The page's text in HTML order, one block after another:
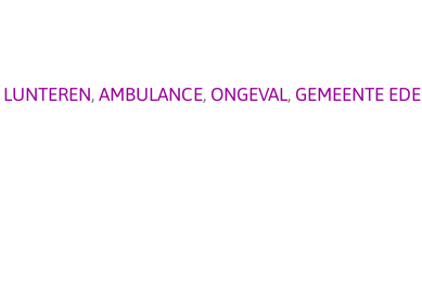
LUNTEREN, AMBULANCE, ONGEVAL, GEMEENTE EDE